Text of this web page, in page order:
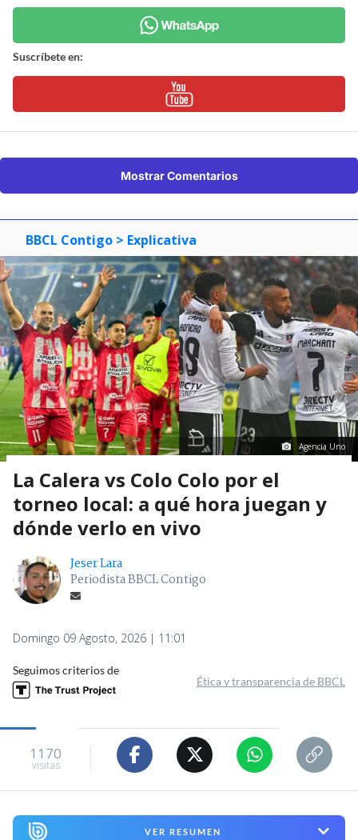
Suscríbete en:
Mostrar Comentarios
BBCL Contigo > Explicativa
Agencia Uno
La Calera vs Colo Colo por el
torneo local: a qué hora juegan y
dónde verlo en vivo
Jeser Lara
Periodista BBCL Contigo
Domingo 09 Agosto, 2026 | 11:01
Seguimos criterios de
Ética y transparencia de BBCL
1170
visitas
VER RESUMEN